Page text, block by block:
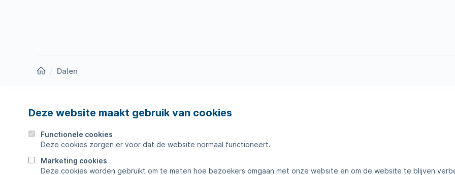
Deze website maakt gebruik van cookies
Functionele cookies
Deze cookies zorgen er voor dat de website normaal functioneert.
Marketing cookies
Deze cookies worden gebruikt om te meten hoe bezoekers omgaan met onze website en om de website te blijven
Homepage
Dalen
Nieuws
Werken bij
Zakelijk
Storingen
Veelgestelde vragen